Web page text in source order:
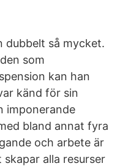
dubbelt så mycket.
som
kan han
känd för sin
imponerande
bland annat fyra
och arbete är
alla resurser